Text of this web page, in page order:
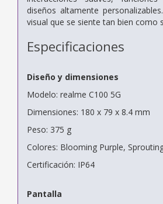
diseños altamente
visual que se siente tan bien como
Especificaciones
Diseño y dimensiones
Modelo: realme C100 5G
Dimensiones: 180 x 79 x 8.4 mm
Peso: 375 g
Colores: Blooming Purple,
Certificación: IP64
Pantalla